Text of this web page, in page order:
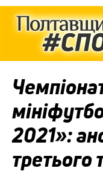
2021»:
третього